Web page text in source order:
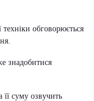
техніки обговорюється
знадобитися
її суму озвучить